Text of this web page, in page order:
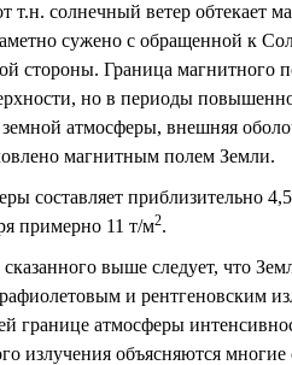
т.н. солнечный ветер обтекает
сужено с обращенной к
стороны. Граница магнитного
но в периоды
атмосферы, внешняя
магнитным полем Земли.
составляет приблизительно 4,5
примерно 11 т/м2.
выше следует, что
и рентгеновским
границе атмосферы
излучения объясняются